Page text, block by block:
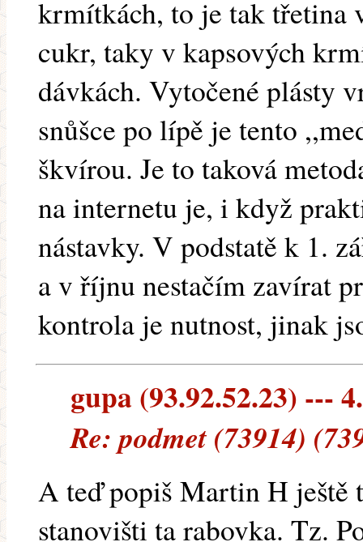
krmítkách, to je tak třetina
cukr, taky v kapsových
dávkách. Vytočené plásty
snůšce po lípě je tento
škvírou. Je to taková
na internetu je, i když
nástavky. V podstatě k 1.
a v říjnu nestačím zavírat
kontrola je nutnost, jinak
gupa (93.92.52.23) ---
Re: podmet (73914)
A teď popiš Martin H ještě
stanovišti ta rabovka. Tz.